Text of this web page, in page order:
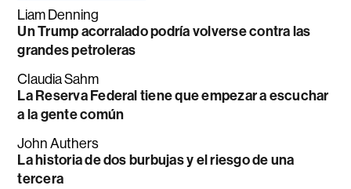
Liam Denning
Un Trump acorralado podría volverse contra las
grandes petroleras
Claudia Sahm
La Reserva Federal tiene que empezar a escuchar
a la gente común
John Authers
La historia de dos burbujas y el riesgo de una
tercera